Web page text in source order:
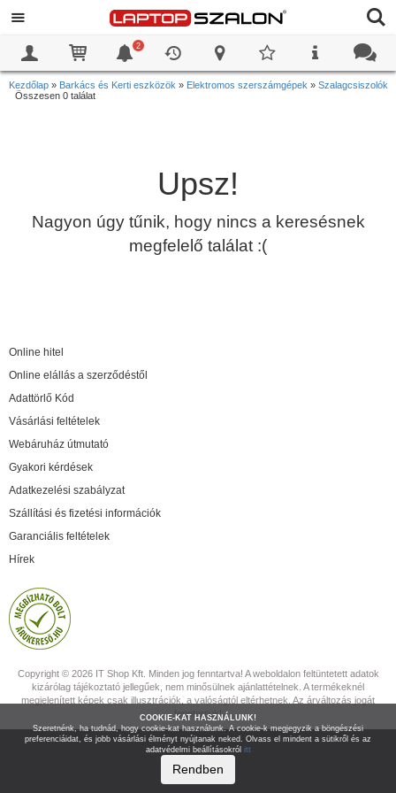
2
Kezdőlap » Barkács és Kerti eszközök » Elektromos szerszámgépek » Szalagcsiszolók
Összesen 0 találat
Upsz!
Nagyon úgy tűnik, hogy nincs a keresésnek
megfelelő találat :(
Online hitel
Online elállás a szerződéstől
Adattörlő Kód
Vásárlási feltételek
Webáruház útmutató
Gyakori kérdések
Adatkezelési szabályzat
Szállítási és fizetési információk
Garanciális feltételek
Hírek
Copyright © 2026 IT Shop Kft. Minden jog fenntartva! A weboldalon feltüntetett adatok
kizárólag tájékoztató jellegűek, nem minősülnek ajánlattételnek. A termékeknél
megjelenített képek csak illusztrációk, a valóságtól eltérhetnek. Az árváltozás jogát
fenntartjuk!
0
0
COOKIE-KAT HASZNÁLUNK!
Szeretnénk, ha tudnád, hogy cookie-kat használunk. A cookie-k megjegyzik a böngészési
preferenciáidat, és jobb vásárlási élményt nyújtanak neked. Olvass el mindent a sütikről és az
adatvédelmi beállításokról itt
Rendben